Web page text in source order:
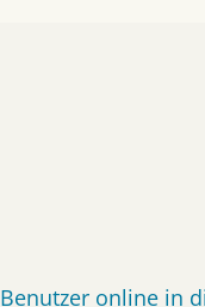
Benutzer online in